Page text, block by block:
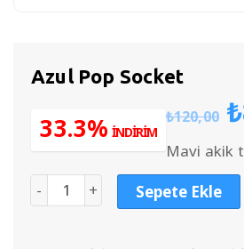
Azul Pop Socket
₺120,00 ₺
33.3% İNDİRİM
Mavi akik
Sepete Ekle